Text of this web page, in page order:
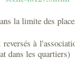
la limite des
reversés à
dans les quartiers)